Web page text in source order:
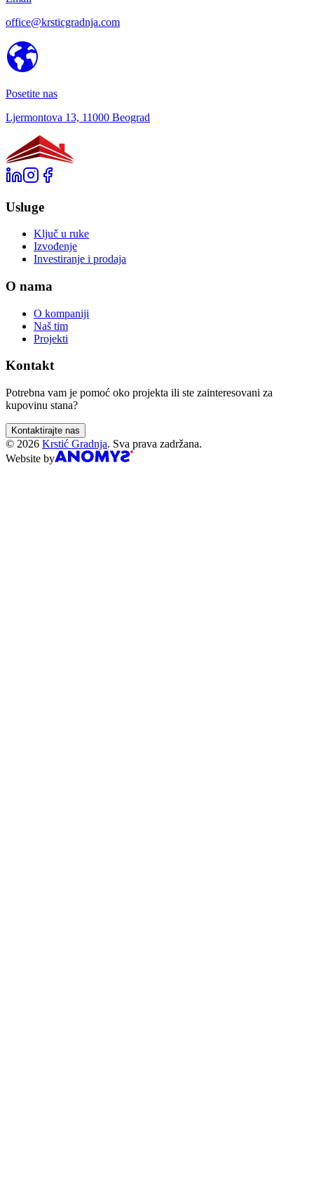
office@krsticgradnja.com
Posetite nas
Ljermontova 13, 11000 Beograd
Usluge
Ključ u ruke
Izvođenje
Investiranje i prodaja
O nama
O kompaniji
Naš tim
Projekti
Kontakt
Potrebna vam je pomoć oko projekta ili ste zainteresovani za
kupovinu stana?
Kontaktirajte nas
© 2026 Krstić Gradnja. Sva prava zadržana.
Website by